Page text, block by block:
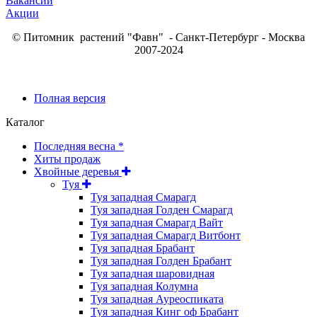
Акции
© Питомник растений "Фавн" - Санкт-Петербург - Москва
2007-2024
Полная версия
Каталог
Последняя весна *
Хиты продаж
Хвойные деревья
Туя
Туя западная Смарагд
Туя западная Голден Смарагд
Туя западная Смарагд Вайт
Туя западная Смарагд Витбонт
Туя западная Брабант
Туя западная Голден Брабант
Туя западная шаровидная
Туя западная Колумна
Туя западная Ауреоспиката
Туя западная Кинг оф Брабант